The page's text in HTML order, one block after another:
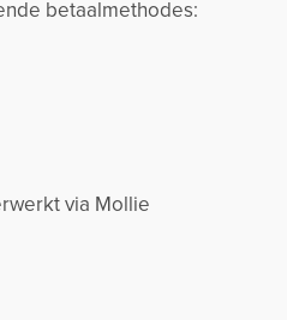
betaalmethodes:
via Mollie